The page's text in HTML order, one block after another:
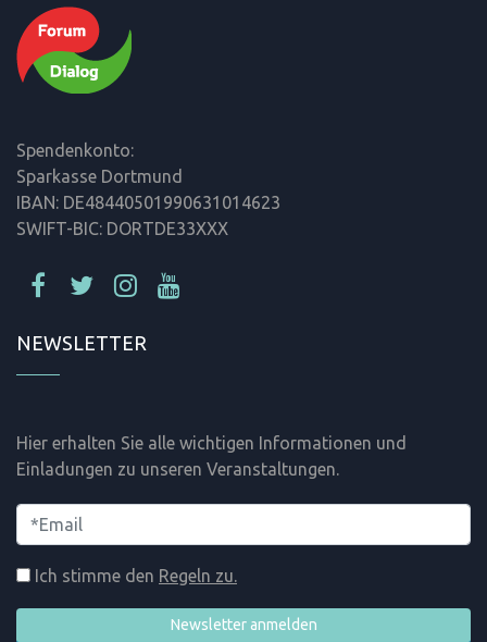
Spendenkonto:
Sparkasse Dortmund
IBAN: DE48440501990631014623
SWIFT-BIC: DORTDE33XXX
NEWSLETTER
Hier erhalten Sie alle wichtigen Informationen und
Einladungen zu unseren Veranstaltungen.
Ich stimme den Regeln zu.
Newsletter anmelden